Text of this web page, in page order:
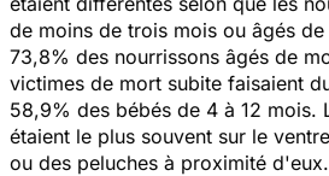
de moins de trois mois ou âgés
73,8% des nourrissons âgés de
victimes de mort subite faisaient
58,9% des bébés de 4 à 12 mois.
étaient le plus souvent sur le
ou des peluches à proximité d'eux.